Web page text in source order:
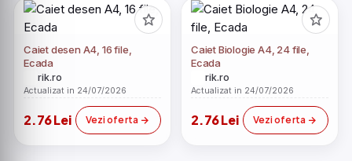
Caiet desen A4, 16 file,
Ecada
rik.ro
Actualizat in 24/07/2026
2.76 Lei Vezi oferta
Caiet Biologie A4, 24 file,
Ecada
rik.ro
Actualizat in 24/07/2026
2.76 Lei Vezi oferta